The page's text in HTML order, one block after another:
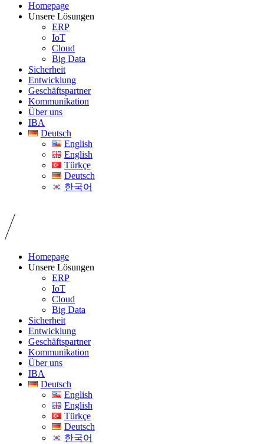
Homepage
Unsere Lösungen
ERP
IoT
Cloud
Big Data
Sicherheit
Entwicklung
Geschäftspartner
Kommunikation
Über uns
IBA
Deutsch
English
English
Türkçe
Deutsch
한국어
Homepage
Unsere Lösungen
ERP
IoT
Cloud
Big Data
Sicherheit
Entwicklung
Geschäftspartner
Kommunikation
Über uns
IBA
Deutsch
English
English
Türkçe
Deutsch
한국어